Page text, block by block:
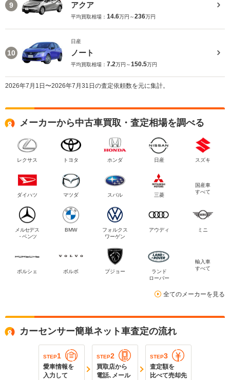
9 アクア
平均買取相場： 14.6万円～236万円
10
日産
ノート
平均買取相場： 7.2万円～150.5万円
2026年7月1日〜2026年7月31日の査定依頼数を元に集計。
メーカーから中古車買取・査定相場を調べる
レクサス トヨタ ホンダ 日産 スズキ
ダイハツ マツダ スバル 三菱
国産車
すべて
メルセデス
・ベンツ
BMW
フォルクス
ワーゲン
アウディ ミニ
ポルシェ ボルボ プジョー
ランド
ローバー
輸入車
すべて
全てのメーカーを見る
カーセンサー簡単ネット車査定の流れ
STEP1
愛車情報を
入力して
STEP2
買取店から
電話､メール
STEP3
査定額を
比べて売却先